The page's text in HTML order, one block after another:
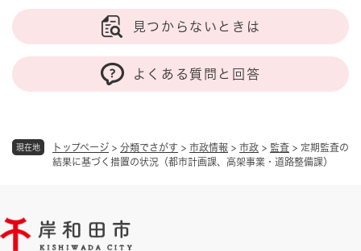
現在地 トップページ > 分類でさがす > 市政情報 > 市政 > 監査 > 定期監査の
結果に基づく措置の状況（都市計画課、高架事業・道路整備課）
見つからないときは
よくある質問と回答